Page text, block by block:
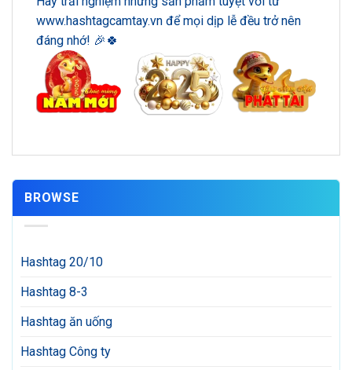
www.hashtagcamtay.vn để mọi dịp lễ đều trở nên
đáng nhớ! 🎉🍀
BROWSE
Hashtag 20/10
Hashtag 8-3
Hashtag ăn uống
Hashtag Công ty